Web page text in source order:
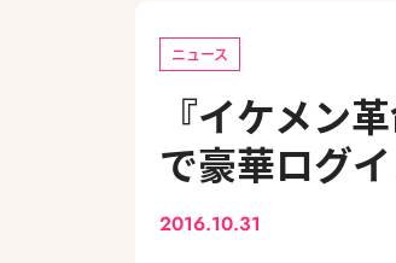
ニュース
『イケメン
で豪華ログ
2016.10.31